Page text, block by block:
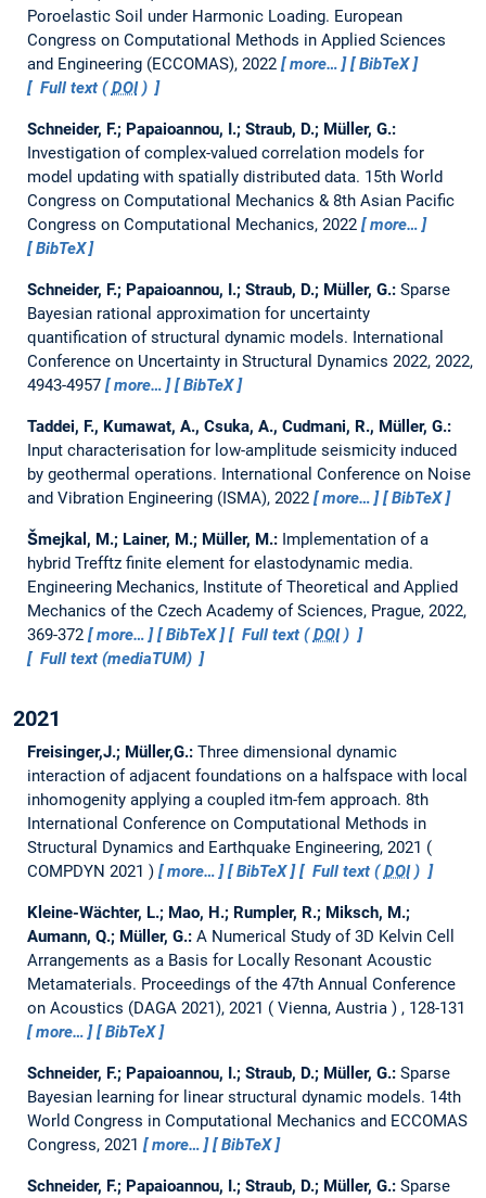
Poroelastic Soil under Harmonic Loading. European
Congress on Computational Methods in Applied Sciences
and Engineering (ECCOMAS), 2022
more…
BibTeX
Full text (DOI)
Schneider, F.; Papaioannou, I.; Straub, D.; Müller, G.:
Investigation of complex-valued correlation models for
model updating with spatially distributed data. 15th World
Congress on Computational Mechanics & 8th Asian Pacific
Congress on Computational Mechanics, 2022
more…
BibTeX
Schneider, F.; Papaioannou, I.; Straub, D.; Müller, G.: Sparse
Bayesian rational approximation for uncertainty
quantification of structural dynamic models. International
Conference on Uncertainty in Structural Dynamics 2022, 2022,
4943-4957
more… BibTeX
Taddei, F., Kumawat, A., Csuka, A., Cudmani, R., Müller, G.:
Input characterisation for low-amplitude seismicity induced
by geothermal operations. International Conference on Noise
and Vibration Engineering (ISMA), 2022
more… BibTeX
Šmejkal, M.; Lainer, M.; Müller, M.: Implementation of a
hybrid Trefftz finite element for elastodynamic media.
Engineering Mechanics, Institute of Theoretical and Applied
Mechanics of the Czech Academy of Sciences, Prague, 2022,
369-372
more… BibTeX Full text (DOI)
Full text (mediaTUM)
2021
Freisinger,J.; Müller,G.: Three dimensional dynamic
interaction of adjacent foundations on a halfspace with local
inhomogenity applying a coupled itm-fem approach. 8th
International Conference on Computational Methods in
Structural Dynamics and Earthquake Engineering, 2021
COMPDYN 2021
more… BibTeX Full text (DOI)
Kleine-Wächter, L.; Mao, H.; Rumpler, R.; Miksch, M.;
Aumann, Q.; Müller, G.: A Numerical Study of 3D Kelvin Cell
Arrangements as a Basis for Locally Resonant Acoustic
Metamaterials. Proceedings of the 47th Annual Conference
on Acoustics (DAGA 2021), 2021
Vienna, Austria
, 128-131
more…
BibTeX
Schneider, F.; Papaioannou, I.; Straub, D.; Müller, G.: Sparse
Bayesian learning for linear structural dynamic models. 14th
World Congress in Computational Mechanics and ECCOMAS
Congress, 2021
more… BibTeX
Schneider, F.; Papaioannou, I.; Straub, D.; Müller, G.: Sparse